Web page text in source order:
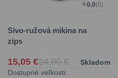
0,0(0)
Sivo-ružová mikina na
zips
15,05 €24,90 €
Skladom
Dostupné veľkosti: